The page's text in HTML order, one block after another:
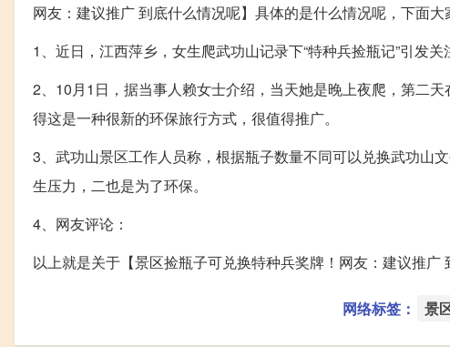
网友：建议推广 到底什么情况呢】具体的是什么情况呢，下面
1、近日，江西萍乡，女生爬武功山记录下“特种兵捡瓶记”引发关
2、10月1日，据当事人赖女士介绍，当天她是晚上夜爬，第二
得这是一种很新的环保旅行方式，很值得推广。
3、武功山景区工作人员称，根据瓶子数量不同可以兑换武功山
生压力，二也是为了环保。
4、网友评论：
以上就是关于【景区捡瓶子可兑换特种兵奖牌！网友：建议推
网络标签： 景